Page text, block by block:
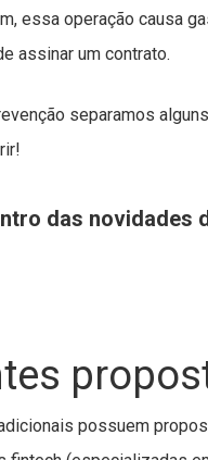
essa operação causa
assinar um contrato.
separamos
das novidades
possuem